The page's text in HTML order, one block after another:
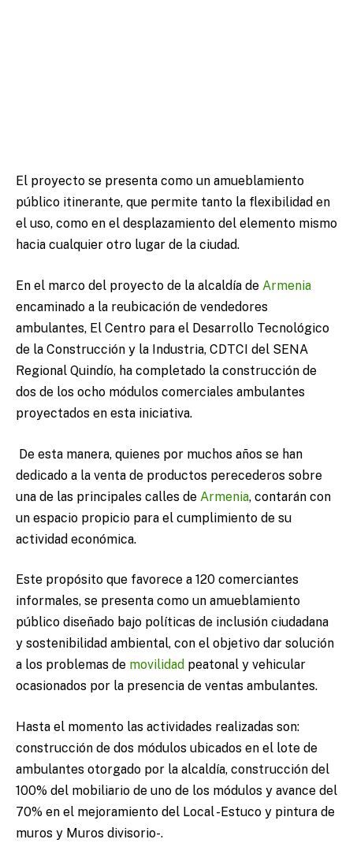
El proyecto se presenta como un amueblamiento
público itinerante, que permite tanto la flexibilidad en
el uso, como en el desplazamiento del elemento mismo
hacia cualquier otro lugar de la ciudad.
En el marco del proyecto de la alcaldía de Armenia
encaminado a la reubicación de vendedores
ambulantes, El Centro para el Desarrollo Tecnológico
de la Construcción y la Industria, CDTCI del SENA
Regional Quindío, ha completado la construcción de
dos de los ocho módulos comerciales ambulantes
proyectados en esta iniciativa.
De esta manera, quienes por muchos años se han
dedicado a la venta de productos perecederos sobre
una de las principales calles de Armenia, contarán con
un espacio propicio para el cumplimiento de su
actividad económica.
Este propósito que favorece a 120 comerciantes
informales, se presenta como un amueblamiento
público diseñado bajo políticas de inclusión ciudadana
y sostenibilidad ambiental, con el objetivo dar solución
a los problemas de movilidad peatonal y vehicular
ocasionados por la presencia de ventas ambulantes.
Hasta el momento las actividades realizadas son:
construcción de dos módulos ubicados en el lote de
ambulantes otorgado por la alcaldía, construcción del
100% del mobiliario de uno de los módulos y avance del
70% en el mejoramiento del Local -Estuco y pintura de
muros y Muros divisorio-.